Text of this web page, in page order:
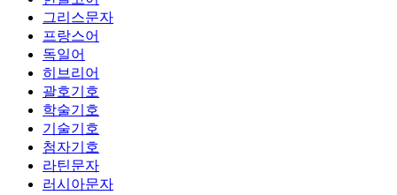
그리스문자
프랑스어
독일어
히브리어
괄호기호
학술기호
기술기호
첨자기호
라틴문자
러시아문자